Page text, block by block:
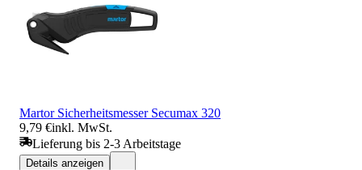
Martor Sicherheitsmesser Secumax 320
9,79 €inkl. MwSt.
Lieferung bis 2-3 Arbeitstage
Details anzeigen